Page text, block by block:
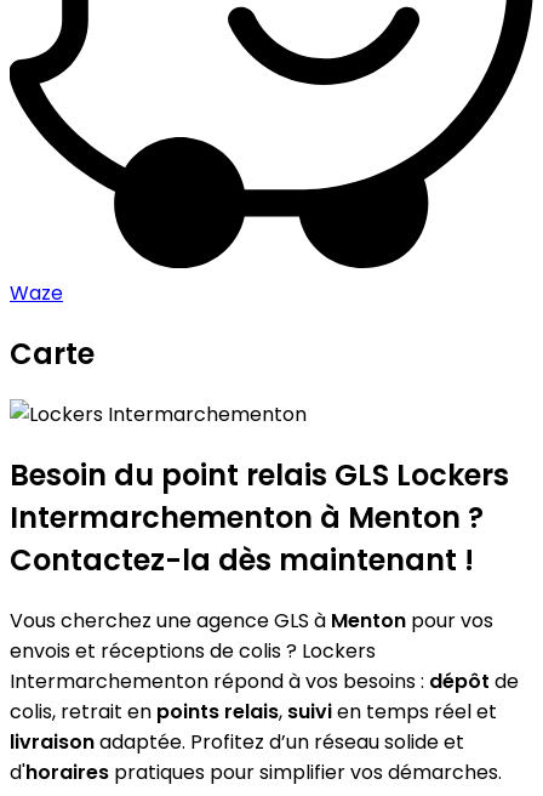
Waze
Carte
Lockers Intermarchementon
+
−
Besoin du point relais GLS Lockers
Intermarchementon à Menton ?
Contactez-la dès maintenant !
Vous cherchez une agence GLS à Menton pour vos
envois et réceptions de colis ? Lockers
Intermarchementon répond à vos besoins : dépôt de
colis, retrait en points relais, suivien temps réel et
livraisonadaptée. Profitez d’un réseau solide et
d'horaires pratiques pour simplifier vos démarches.